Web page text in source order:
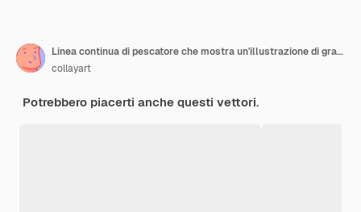
Linea continua di pescatore che mostra un'illustrazione di grandi pesci
collayart
Potrebbero piacerti anche questi vettori.